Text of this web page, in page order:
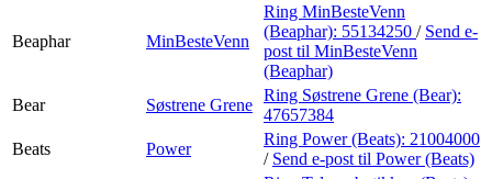
Beaphar MinBesteVenn
Ring MinBesteVenn
(Beaphar): 55134250 / Send e-
post til MinBesteVenn
(Beaphar)
Bear
Søstrene Grene
Ring Søstrene Grene (Bear):
47657384
Beats
Power
Ring Power (Beats): 21004000
/ Send e-post til Power (Beats)